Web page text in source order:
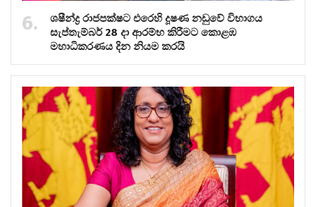
ශෂීන්ද්‍ර රාජපක්ෂට එරෙහි දූෂණ නඩුවේ විභාගය
සැප්තැම්බර් 28 දා ආරම්භ කිරීමට කොළඹ
මහාධිකරණය දින නියම කරයි